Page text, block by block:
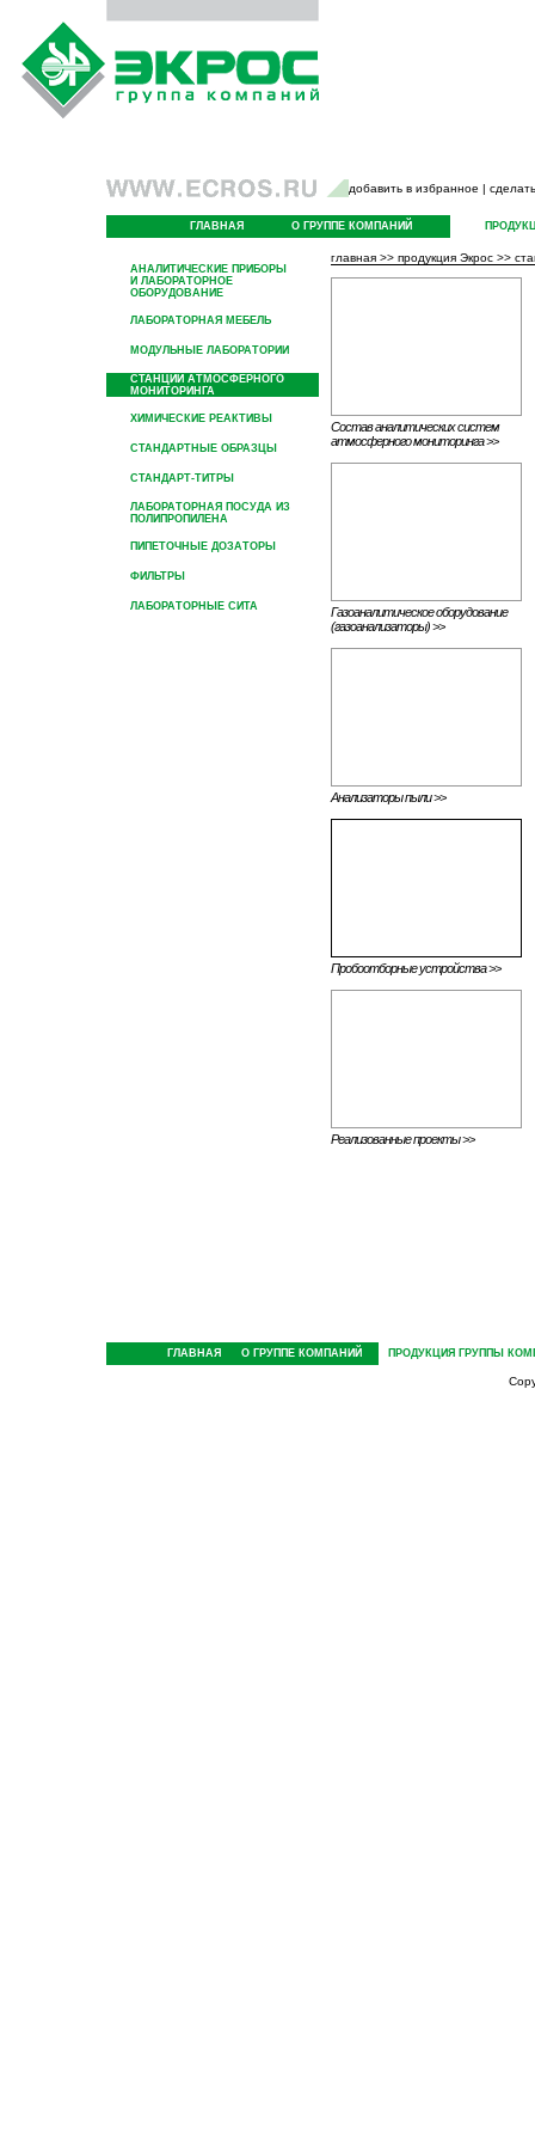
добавить в избранное |
ГЛАВНАЯ О ГРУППЕ КОМПАНИЙ
АНАЛИТИЧЕСКИЕ ПРИБОРЫ
И ЛАБОРАТОРНОЕ
ОБОРУДОВАНИЕ
ЛАБОРАТОРНАЯ МЕБЕЛЬ
МОДУЛЬНЫЕ ЛАБОРАТОРИИ
СТАНЦИИ АТМОСФЕРНОГО
МОНИТОРИНГА
ХИМИЧЕСКИЕ РЕАКТИВЫ
СТАНДАРТНЫЕ ОБРАЗЦЫ
СТАНДАРТ-ТИТРЫ
ЛАБОРАТОРНАЯ ПОСУДА ИЗ
ПОЛИПРОПИЛЕНА
ПИПЕТОЧНЫЕ ДОЗАТОРЫ
ФИЛЬТРЫ
ЛАБОРАТОРНЫЕ СИТА
главная >> продукция Экрос >>
Состав аналитических систем
атмосферного мониторинга >>
Газоаналитическое оборудование
(газоанализаторы) >>
Анализаторы пыли >>
Пробоотборные устройства >>
Реализованные проекты >>
ГЛАВНАЯ О ГРУППЕ КОМПАНИЙ ПРОДУКЦИЯ ГРУППЫ